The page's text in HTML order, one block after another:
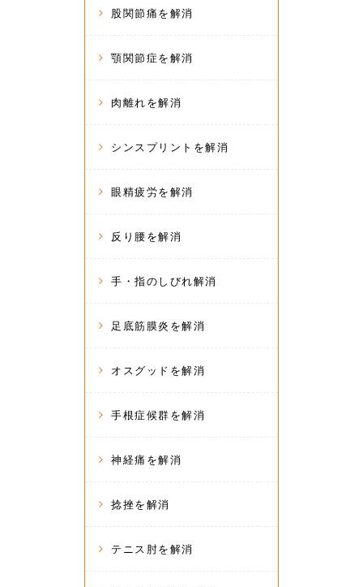
股関節痛を解消
顎関節症を解消
肉離れを解消
シンスプリントを解消
眼精疲労を解消
反り腰を解消
手・指のしびれ解消
足底筋膜炎を解消
オスグッドを解消
手根症候群を解消
神経痛を解消
捻挫を解消
テニス肘を解消